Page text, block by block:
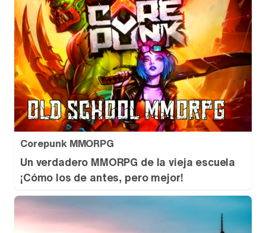
Corepunk MMORPG
Un verdadero MMORPG de la vieja escuela
¡Cómo los de antes, pero mejor!